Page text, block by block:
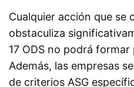
Cualquier acción que se
obstaculiza
17 ODS no podrá
Además, las empresas
de criterios ASG